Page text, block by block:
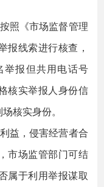
《市场监督管理
报线索进行核查，
举报但共用电话号
核实举报人身份信
核实身份。
，侵害经营者合
市场监管部门可结
属于利用举报谋取